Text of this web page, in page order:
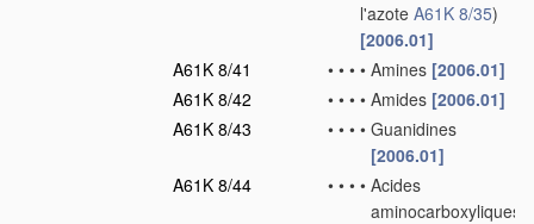
l'azote A61K 8/35)
[2006.01]
A61K 8/41
• • • • Amines [2006.01]
A61K 8/42
• • • • Amides [2006.01]
A61K 8/43
• • • • Guanidines
[2006.01]
A61K 8/44
• • • • Acides
aminocarboxyliques